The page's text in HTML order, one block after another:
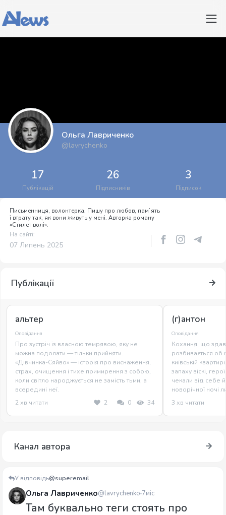
Ольга Лавриченко
@lavrychenko
17
Публікацій
26
Підписників
3
Підписок
Письменниця, волонтерка. Пишу про любов, памʼять
і втрату так, як вони живуть у мені. Авторка роману
«Стилет волі».
На сайті:
07 Липень 2025
Канал автора
У відповідь@superemail
Ольга Лавриченко@lavrychenko 7міс
Там буквально теги стоять про
Публікації
альтер
Оповідання
Про зустріч із власною темрявою, яку не
можна подолати — тільки прийняти.
«Дівчинка-Сяйво» — історія про виснаження,
страх, очищення і тихе примирення з собою,
коли світло народжується не замість тьми, а
всередині неї.
2 хв читати
2 0 34
(г)антон
Оповідання
Кохання, що
розбивається об
київській
запаху віскі,
чекали від себе
новорічної ночі
3 хв читати